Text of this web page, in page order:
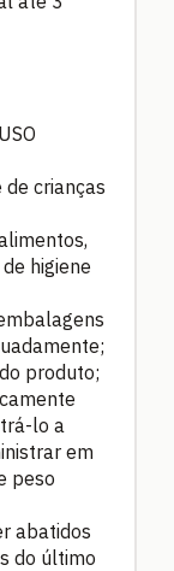
crianças
higiene
produto;
lo a
em
peso
abatidos
do último